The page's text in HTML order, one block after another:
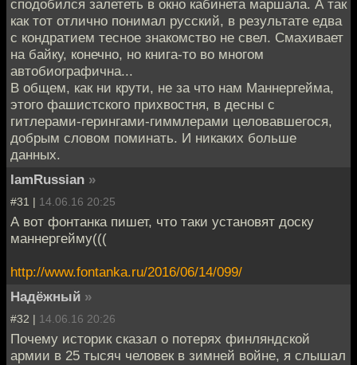
сподобился залететь в окно кабинета маршала. А так
как тот отлично понимал русский, в результате едва
с кондратием тесное знакомство не свел. Смахивает
на байку, конечно, но книга-то во многом
автобиографична...
В общем, как ни крути, не за что нам Маннергейма,
этого фашистского прихвостня, в десны с
гитлерами-герингами-гиммлерами целовавшегося,
добрым словом поминать. И никаких больше
данных.
IamRussian »
#31 | 14.06.16 20:25
А вот фонтанка пишет, что таки установят доску
маннергейму(((
http://www.fontanka.ru/2016/06/14/099/
Надёжный »
#32 | 14.06.16 20:26
Почему историк сказал о потерях финляндской
армии в 25 тысяч человек в зимней войне, я слышал